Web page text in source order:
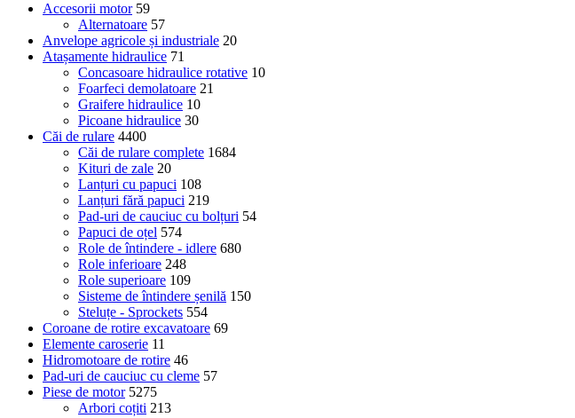
Accesorii motor 59
Alternatoare 57
Anvelope agricole și industriale 20
Atașamente hidraulice 71
Concasoare hidraulice rotative 10
Foarfeci demolatoare 21
Graifere hidraulice 10
Picoane hidraulice 30
Căi de rulare 4400
Căi de rulare complete 1684
Kituri de zale 20
Lanțuri cu papuci 108
Lanțuri fără papuci 219
Pad-uri de cauciuc cu bolțuri 54
Papuci de oțel 574
Role de întindere - idlere 680
Role inferioare 248
Role superioare 109
Sisteme de întindere șenilă 150
Steluțe - Sprockets 554
Coroane de rotire excavatoare 69
Elemente caroserie 11
Hidromotoare de rotire 46
Pad-uri de cauciuc cu cleme 57
Piese de motor 5275
Arbori coțiti 213